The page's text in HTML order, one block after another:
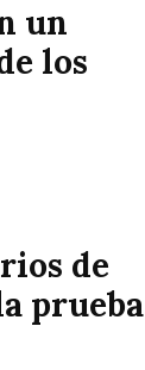
un
los
de
prueba